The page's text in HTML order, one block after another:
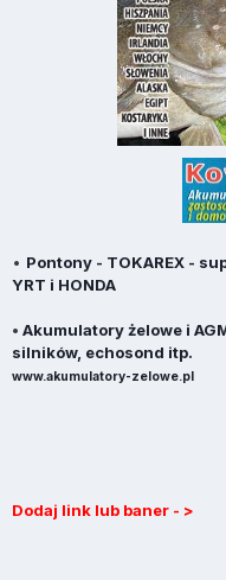
• Pontony - TOKAREX -
YRT i HONDA
• Akumulatory żelowe i
silników, echosond itp.
www.akumulatory-zelowe.pl
Dodaj link lub baner - >